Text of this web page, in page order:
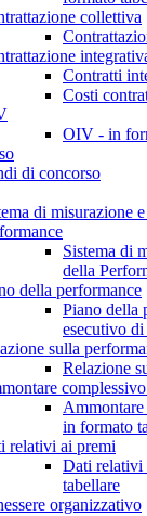
collettiva
Contratti
Costi
OIV - in
di concorso
di misurazione
Sistema di
della
della performance
Piano della
esecutivo di
sulla
Relazione
in formato
relativi ai premi
Dati relativi
tabellare
organizzativo